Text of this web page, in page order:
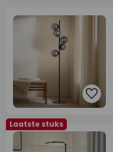
Laatste stuks